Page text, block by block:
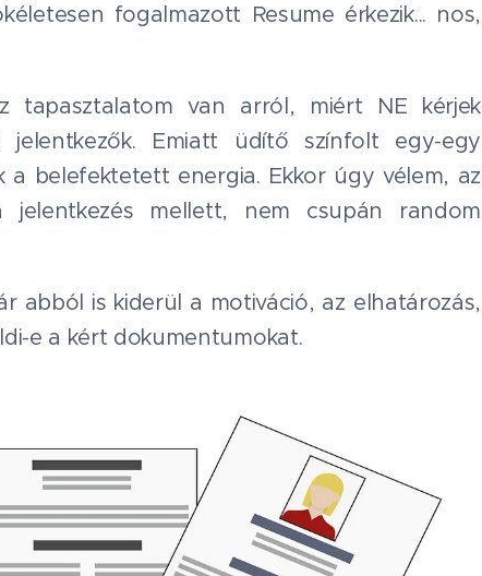
fogalmazott Resume érkezik... nos,
tapasztalatom van arról, miért NE kérjek
Emiatt üdítő színfolt egy-egy
belefektetett energia. Ekkor úgy vélem, az
mellett, nem csupán random
abból is kiderül a motiváció, az elhatározás,
e a kért dokumentumokat.